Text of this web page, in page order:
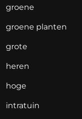
groene
groene planten
grote
heren
hoge
intratuin